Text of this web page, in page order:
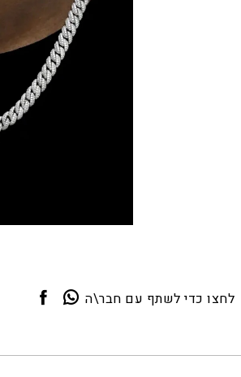
לחצו כדי לשתף עם חבר\ה